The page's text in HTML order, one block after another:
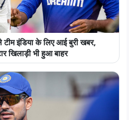
इंडिया के लिए आई बुरी खबर,
खिलाड़ी भी हुआ बाहर